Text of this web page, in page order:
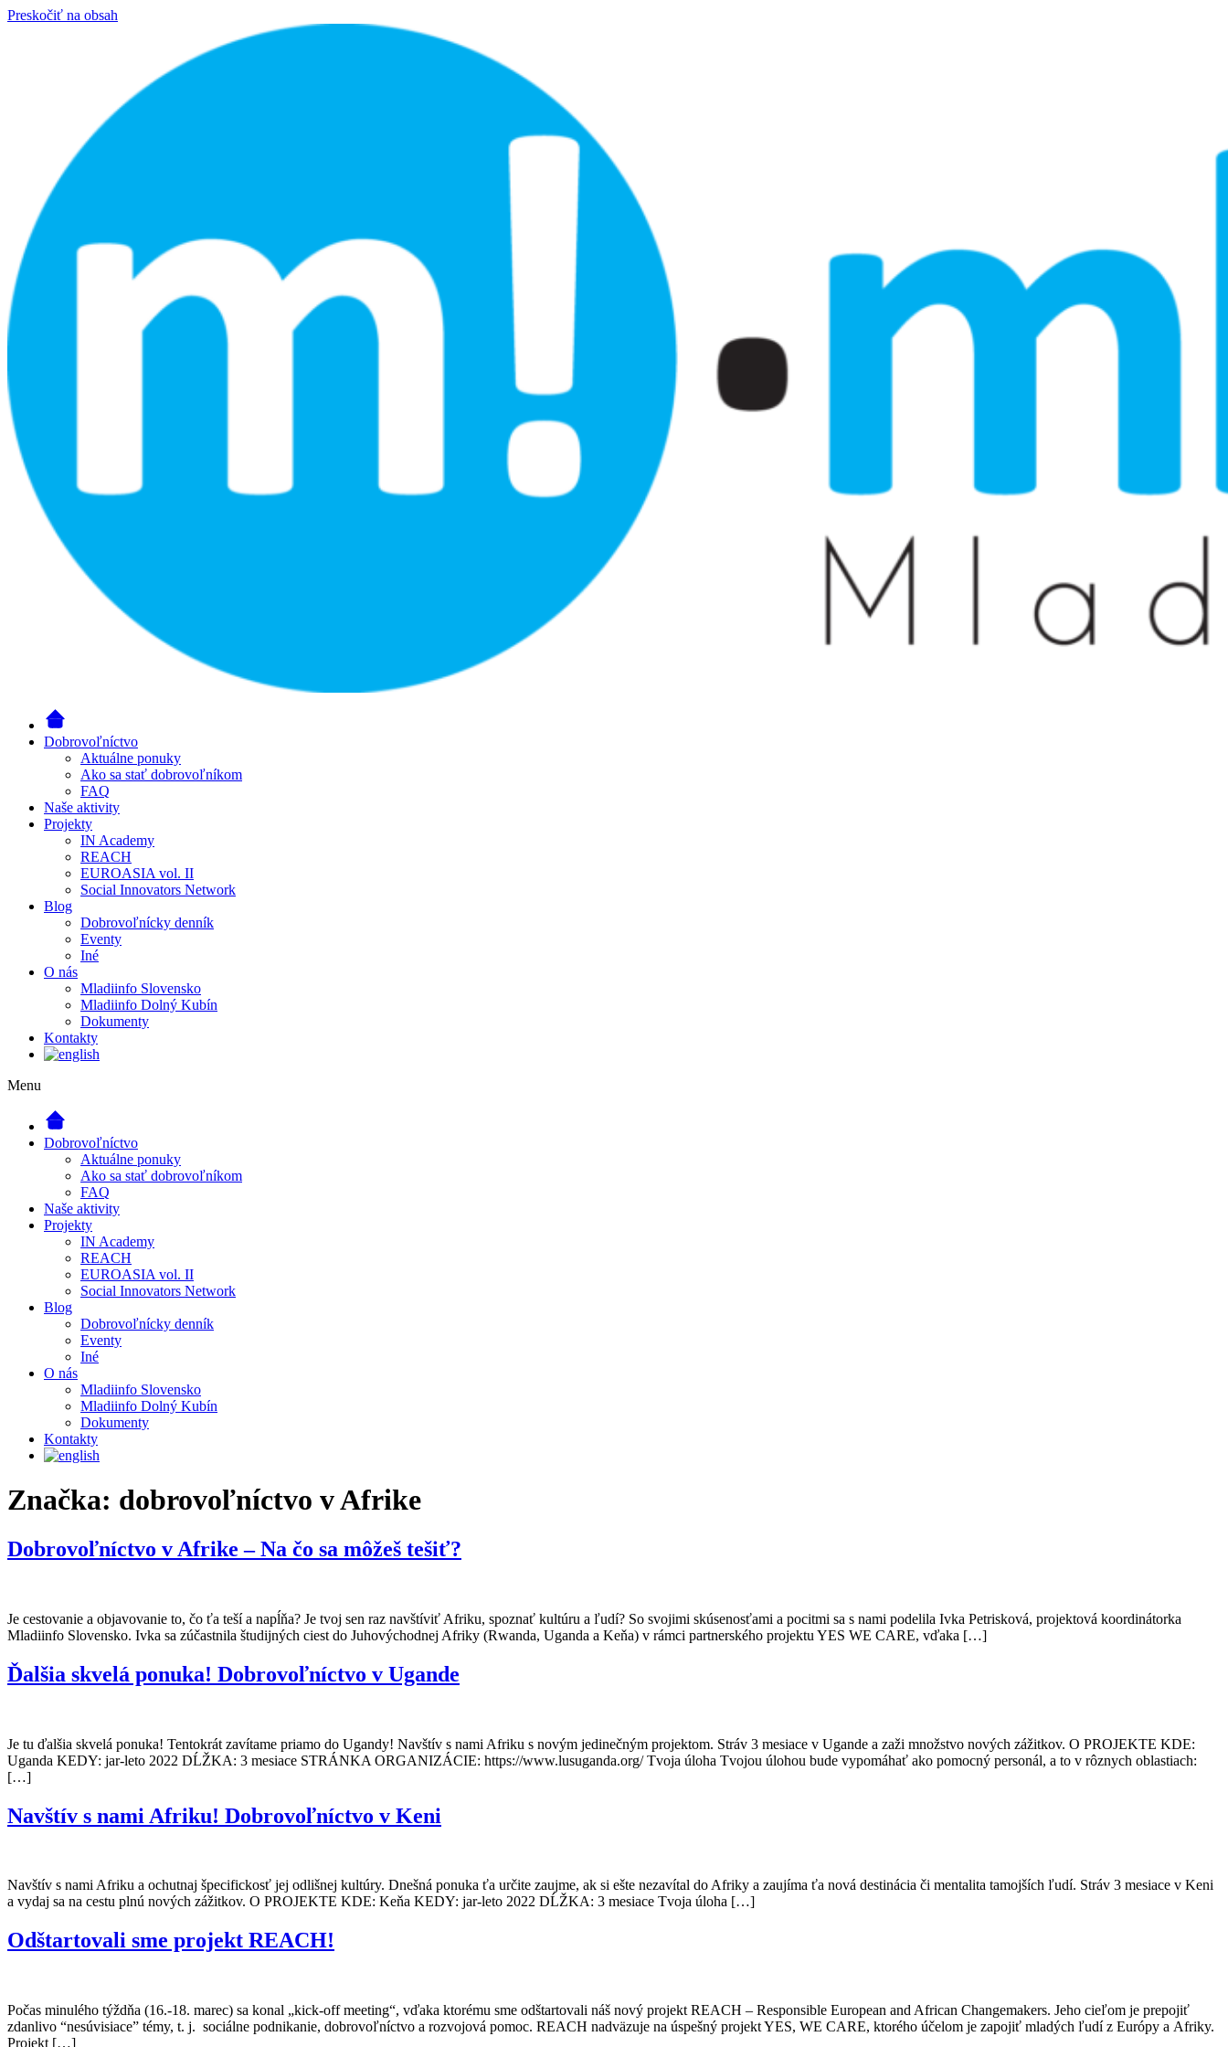
Preskočiť na obsah
Dobrovoľníctvo
Aktuálne ponuky
Ako sa stať dobrovoľníkom
FAQ
Naše aktivity
Projekty
IN Academy
REACH
EUROASIA vol. II
Social Innovators Network
Blog
Dobrovoľnícky denník
Eventy
Iné
O nás
Mladiinfo Slovensko
Mladiinfo Dolný Kubín
Dokumenty
Kontakty
Menu
Dobrovoľníctvo
Aktuálne ponuky
Ako sa stať dobrovoľníkom
FAQ
Naše aktivity
Projekty
IN Academy
REACH
EUROASIA vol. II
Social Innovators Network
Blog
Dobrovoľnícky denník
Eventy
Iné
O nás
Mladiinfo Slovensko
Mladiinfo Dolný Kubín
Dokumenty
Kontakty
Značka: dobrovoľníctvo v Afrike
Dobrovoľníctvo v Afrike – Na čo sa môžeš tešiť?
Je cestovanie a objavovanie to, čo ťa teší a napĺňa? Je tvoj sen raz navštíviť Afriku, spoznať kultúru a ľudí? So svojimi skúsenosťami a pocitmi sa s nami podelila Ivka Petrisková, projektová koordinátorka
Mladiinfo Slovensko. Ivka sa zúčastnila študijných ciest do Juhovýchodnej Afriky (Rwanda, Uganda a Keňa) v rámci partnerského projektu YES WE CARE, vďaka […]
Ďalšia skvelá ponuka! Dobrovoľníctvo v Ugande
Je tu ďalšia skvelá ponuka! Tentokrát zavítame priamo do Ugandy! Navštív s nami Afriku s novým jedinečným projektom. Stráv 3 mesiace v Ugande a zaži množstvo nových zážitkov. O PROJEKTE KDE:
Uganda KEDY: jar-leto 2022 DĹŽKA: 3 mesiace STRÁNKA ORGANIZÁCIE: https://www.lusuganda.org/ Tvoja úloha Tvojou úlohou bude vypomáhať ako pomocný personál, a to v rôznych oblastiach:
[…]
Navštív s nami Afriku! Dobrovoľníctvo v Keni
Navštív s nami Afriku a ochutnaj špecifickosť jej odlišnej kultúry. Dnešná ponuka ťa určite zaujme, ak si ešte nezavítal do Afriky a zaujíma ťa nová destinácia či mentalita tamojších ľudí. Stráv 3 mesiace v Keni
a vydaj sa na cestu plnú nových zážitkov. O PROJEKTE KDE: Keňa KEDY: jar-leto 2022 DĹŽKA: 3 mesiace Tvoja úloha […]
Odštartovali sme projekt REACH!
Počas minulého týždňa (16.-18. marec) sa konal „kick-off meeting“, vďaka ktorému sme odštartovali náš nový projekt REACH – Responsible European and African Changemakers. Jeho cieľom je prepojiť
zdanlivo “nesúvisiace” témy, t. j. sociálne podnikanie, dobrovoľníctvo a rozvojová pomoc. REACH nadväzuje na úspešný projekt YES, WE CARE, ktorého účelom je zapojiť mladých ľudí z Európy a Afriky.
Projekt […]